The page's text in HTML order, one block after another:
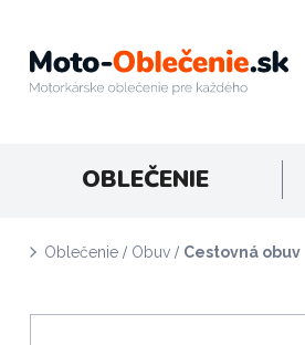
OBLEČENIE
Oblečenie / Obuv / Cestovná obuv